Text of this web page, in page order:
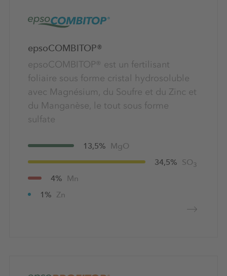
Soufre (S) (3)
epsoCOMBITOP®
epsoCOMBITOP® est un fertilisant
foliaire sous forme cristal hydrosoluble
avec Magnésium, du Soufre et du Zinc et
du Manganèse, le tout sous forme
sulfate
13,5%
MgO
34,5% SO3
4%
Mn
1% Zn